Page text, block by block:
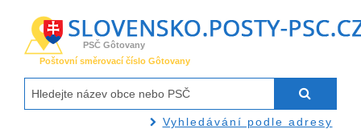
PSČ Gôtovany
Poštovní směrovací číslo Gôtovany
Vyhledávání podle adresy